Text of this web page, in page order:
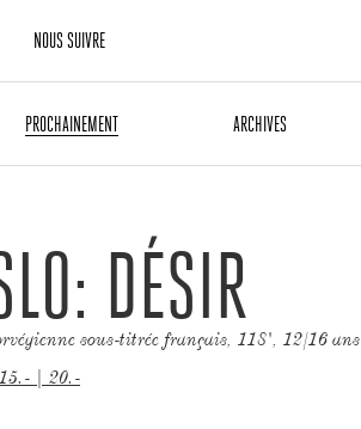
PROCHAINEMENT ARCHIVES
NOUS SUIVRE
DÉSIR
sous-titrée français, 118', 12/16 ans
| 20.-